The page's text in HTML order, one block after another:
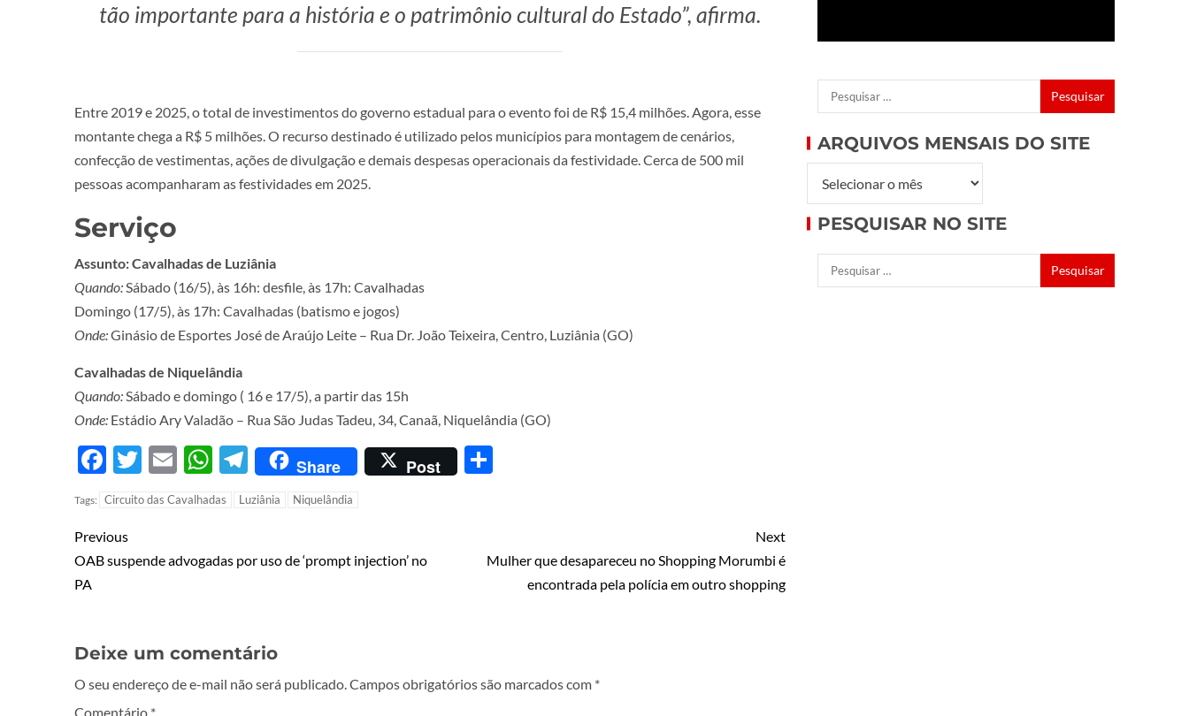
tão importante para a história e o patrimônio cultural do Estado”, afirma.
Entre 2019 e 2025, o total de investimentos do governo estadual para o evento foi de R$ 15,4 milhões. Agora, esse
montante chega a R$ 5 milhões. O recurso destinado é utilizado pelos municípios para montagem de cenários,
confecção de vestimentas, ações de divulgação e demais despesas operacionais da festividade. Cerca de 500 mil
pessoas acompanharam as festividades em 2025.
Serviço
Assunto: Cavalhadas de Luziânia
Quando: Sábado (16/5), às 16h: desfile, às 17h: Cavalhadas
Domingo (17/5), às 17h: Cavalhadas (batismo e jogos)
Onde:Ginásio de Esportes José de Araújo Leite – Rua Dr. João Teixeira, Centro, Luziânia (GO)
Cavalhadas de Niquelândia
Quando: Sábado e domingo ( 16 e 17/5), a partir das 15h
Onde: Estádio Ary Valadão – Rua São Judas Tadeu, 34, Canaã, Niquelândia (GO)
Facebook
Twitter
EmailWhatsApp
Telegram
Share Post
Tags: Circuito das Cavalhadas Luziânia Niquelândia
Previous
OAB suspende advogadas por uso de ‘prompt injection’ no
PA
Next
Mulher que desapareceu no Shopping Morumbi é
encontrada pela polícia em outro shopping
Deixe um comentário
O seu endereço de e-mail não será publicado. Campos obrigatórios são marcados com *
Comentário *
ARQUIVOS MENSAIS DO SITE
PESQUISAR NO SITE